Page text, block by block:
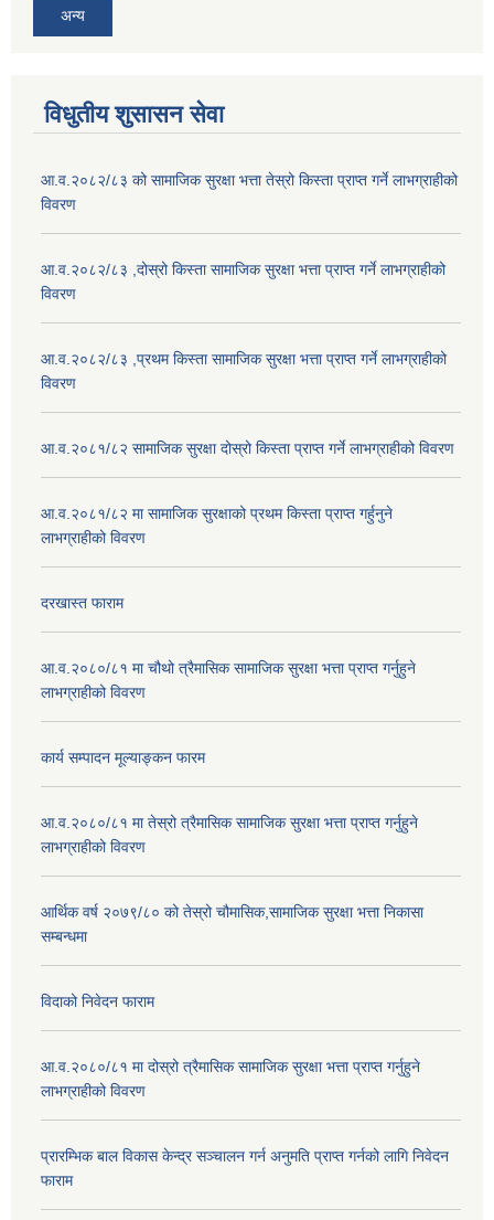
अन्य
विधुतीय शुसासन सेवा
आ.व.२०८२/८३ को सामाजिक सुरक्षा भत्ता तेस्रो किस्ता प्राप्त गर्ने लाभग्राहीको
विवरण
आ.व.२०८२/८३ ,दोस्रो किस्ता सामाजिक सुरक्षा भत्ता प्राप्त गर्ने लाभग्राहीको
विवरण
आ.व.२०८२/८३ ,प्रथम किस्ता सामाजिक सुरक्षा भत्ता प्राप्त गर्ने लाभग्राहीको
विवरण
आ.व.२०८१/८२ सामाजिक सुरक्षा दोस्रो किस्ता प्राप्त गर्ने लाभग्राहीको विवरण
आ.व.२०८१/८२ मा सामाजिक सुरक्षाको प्रथम किस्ता प्राप्त गर्हुनुने
लाभग्राहीको विवरण
दरखास्त फाराम
आ.व.२०८०/८१ मा चौथो त्रैमासिक सामाजिक सुरक्षा भत्ता प्राप्त गर्नुहुने
लाभग्राहीको विवरण
कार्य सम्पादन मूल्याङ्कन फारम
आ.व.२०८०/८१ मा तेस्रो त्रैमासिक सामाजिक सुरक्षा भत्ता प्राप्त गर्नुहुने
लाभग्राहीको विवरण
आर्थिक वर्ष २०७९/८० को तेस्रो चौमासिक,सामाजिक सुरक्षा भत्ता निकासा
सम्बन्धमा
विदाको निवेदन फाराम
आ.व.२०८०/८१ मा दोस्रो त्रैमासिक सामाजिक सुरक्षा भत्ता प्राप्त गर्नुहुने
लाभग्राहीको विवरण
प्रारम्भिक बाल विकास केन्द्र सञ्चालन गर्न अनुमति प्राप्त गर्नको लागि निवेदन
फाराम